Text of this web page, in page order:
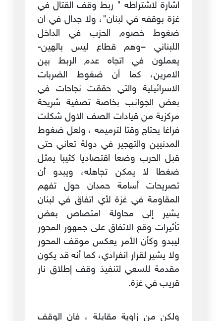
اشارة لاشتراطه " ربط وقف القتال في
غزة بوقفه في لبنان"، ولا جدال في ان
ضغوط خصوم الحزب في الداخل
اللبناني –وهم قطاع ليس بالهين-
يعملون في اتجاه عدم الربط بين
الامرين، كما أن ضغوط الضربات
الاسرائيلية والتي حققت نجاحات في
بعض الجوانب بخاصة تصفية شريحة
مركزية من قيادات الصف الاول شكلت
فراغا يحتاج وقتا لترميمه ، ولعل ضغوط
المدنيين والتهجير في دولة تعاني حتى
قبل الحرب وضعا اقتصاديا كئيبا يمثل
ضغطا لا يمكن تجاهله، ويبدو أن
تصريحات أسامة حمدان حول تفهم
المقاومة في غزة لأي اتفاق في لبنان
يشير إلى محاولة امتصاص بعض
تأثيرات وقع الاتفاق على جمهور المحور
ليبدو وكأن الأمر يعكس موقف المحور
ولا يشير لقرار انفرادي، كما أنه قد يكون
مقدمة للسعي لتنفيذ وقف إطلاق نار
قريب في غزة.
ولكن من زاوية مقابلة ، فان الوقف